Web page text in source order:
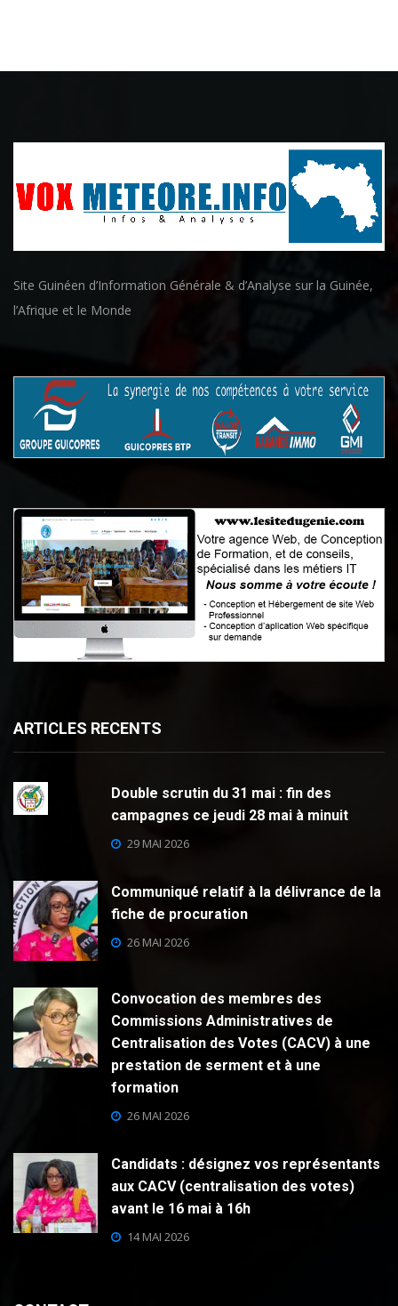
Site Guinéen d’Information Générale & d’Analyse sur la Guinée,
l’Afrique et le Monde
ARTICLES RECENTS
Double scrutin du 31 mai : fin des
campagnes ce jeudi 28 mai à minuit
29 MAI 2026
Communiqué relatif à la délivrance de la
fiche de procuration
26 MAI 2026
Convocation des membres des
Commissions Administratives de
Centralisation des Votes (CACV) à une
prestation de serment et à une
formation
26 MAI 2026
Candidats : désignez vos représentants
aux CACV (centralisation des votes)
avant le 16 mai à 16h
14 MAI 2026